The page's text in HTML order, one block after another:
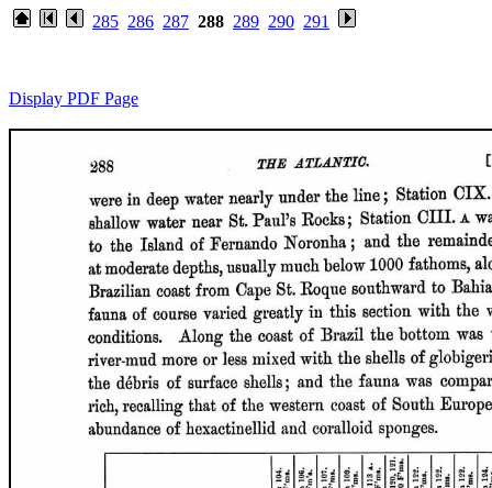
285 286 287 288 289 290 291
Display PDF Page